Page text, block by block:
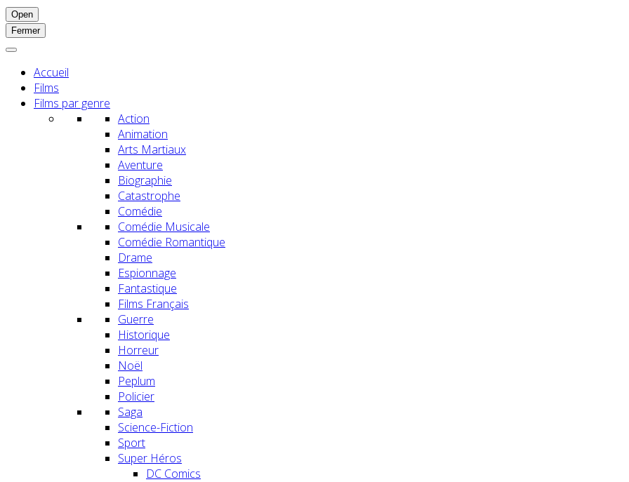
Open
Fermer
Accueil
Films
Films par genre
Action
Animation
Arts Martiaux
Aventure
Biographie
Catastrophe
Comédie
Comédie Musicale
Comédie Romantique
Drame
Espionnage
Fantastique
Films Français
Guerre
Historique
Horreur
Noël
Peplum
Policier
Saga
Science-Fiction
Sport
Super Héros
DC Comics